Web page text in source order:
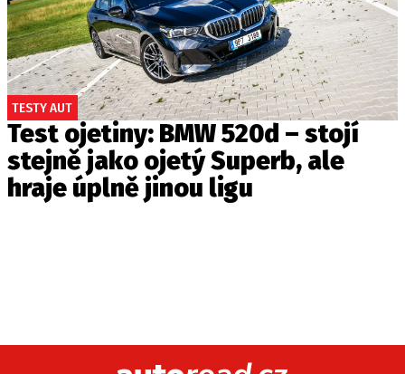
TESTY AUT
Test ojetiny: BMW 520d – stojí
stejně jako ojetý Superb, ale
hraje úplně jinou ligu